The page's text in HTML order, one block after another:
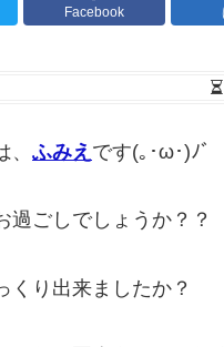
Facebook
ふみえ です(｡･ω･)ﾉﾞ
過ごしでしょうか？？
くり出来ましたか？